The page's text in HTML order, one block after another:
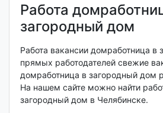
Работа
загородный дом
Работа вакансии домработница в
прямых работодателей свежие
домработница в загородный дом
На нашем сайте можно найти
загородный дом в Челябинске.